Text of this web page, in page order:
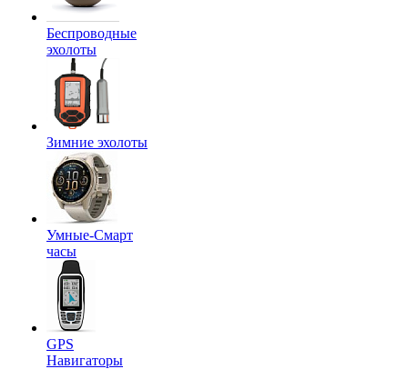
Беспроводные
эхолоты
Зимние эхолоты
Умные-Смарт
часы
GPS
Навигаторы